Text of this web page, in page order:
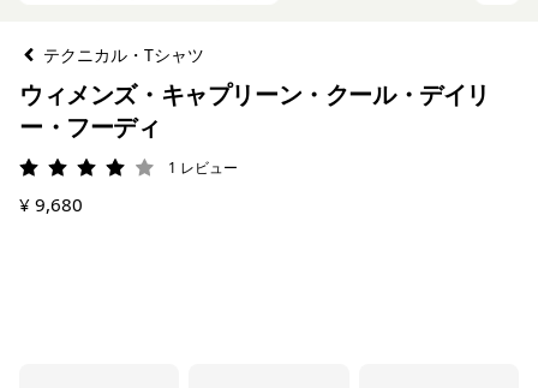
テクニカル・Tシャツ
ウィメンズ・キャプリーン・クール・デイリ
ー・フーディ
評価: 4 / 5 1 レビュー
¥ 9,680